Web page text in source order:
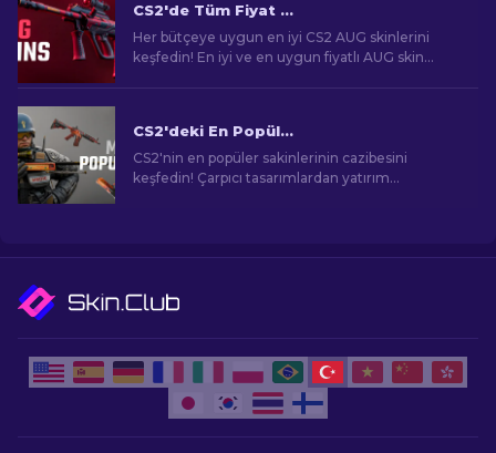
CS2'de Tüm Fiyat Aralıklarında En İyi AUG Skinleri [2026]
Her bütçeye uygun en iyi CS2 AUG skinlerini
keşfedin! En iyi ve en uygun fiyatlı AUG skin
CS2'deki En Popüler Skinler
CS2'nin en popüler sakinlerinin cazibesini
keşfedin! Çarpıcı tasarımlardan yatırım